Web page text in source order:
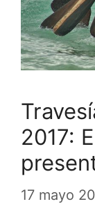
2017:
17 mayo